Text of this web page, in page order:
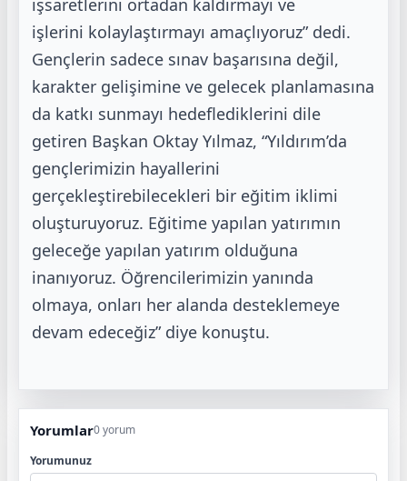
işsaretlerini ortadan kaldırmayı ve
işlerini kolaylaştırmayı amaçlıyoruz” dedi.
Gençlerin sadece sınav başarısına değil,
karakter gelişimine ve gelecek planlamasına
da katkı sunmayı hedeflediklerini dile
getiren Başkan Oktay Yılmaz, “Yıldırım’da
gençlerimizin hayallerini
gerçekleştirebilecekleri bir eğitim iklimi
oluşturuyoruz. Eğitime yapılan yatırımın
geleceğe yapılan yatırım olduğuna
inanıyoruz. Öğrencilerimizin yanında
olmaya, onları her alanda desteklemeye
devam edeceğiz” diye konuştu.
Yorumlar0 yorum
Yorumunuz